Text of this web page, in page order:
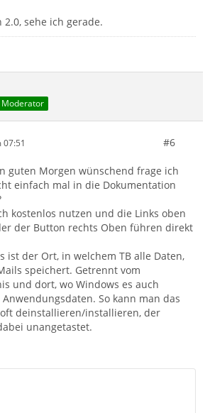
sehe ich gerade.
07:51 #6
guten Morgen wünschend frage ich
einfach mal in die Dokumentation
kostenlos nutzen und die Links oben
der Button rechts Oben führen direkt
ist der Ort, in welchem TB alle Daten,
speichert. Getrennt vom
und dort, wo Windows es auch
So kann man das
deinstallieren/installieren, der
unangetastet.